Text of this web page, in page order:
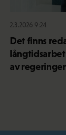
2.3.2026 9:24
Det finns
av